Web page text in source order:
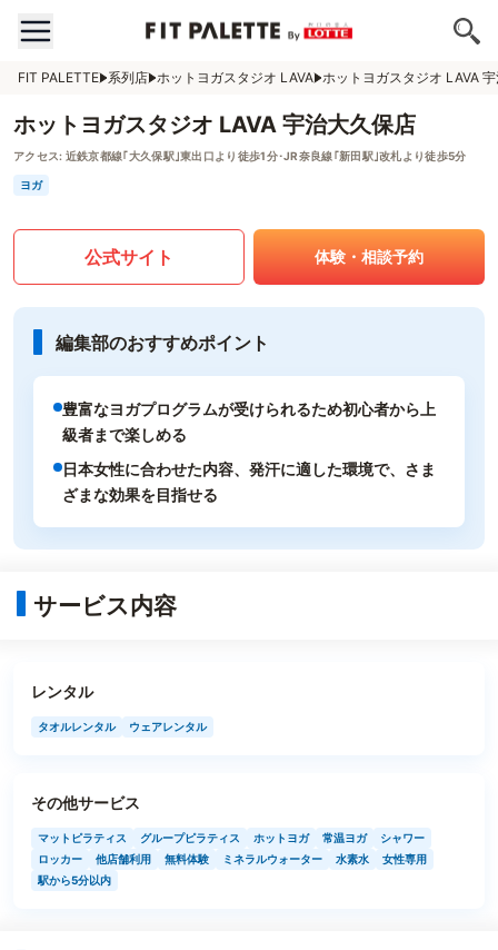
FIT PALETTE 系列店 ホットヨガスタジオ LAVA ホットヨガスタジオ LAVA
ホットヨガスタジオ LAVA 宇治大久保店
アクセス: 近鉄京都線｢大久保駅｣東出口より徒歩1分･JR奈良線｢新田駅｣改札より徒歩5分
ヨガ
公式サイト 体験・相談予約
編集部のおすすめポイント
豊富なヨガプログラムが受けられるため初心者から上
級者まで楽しめる
日本女性に合わせた内容、発汗に適した環境で、さま
ざまな効果を目指せる
サービス内容
レンタル
タオルレンタル ウェアレンタル
その他サービス
マットピラティス グループピラティス ホットヨガ 常温ヨガ
シャワー
ロッカー
他店舗利用 無料体験 ミネラルウォーター 水素水
女性専用
駅から5分以内